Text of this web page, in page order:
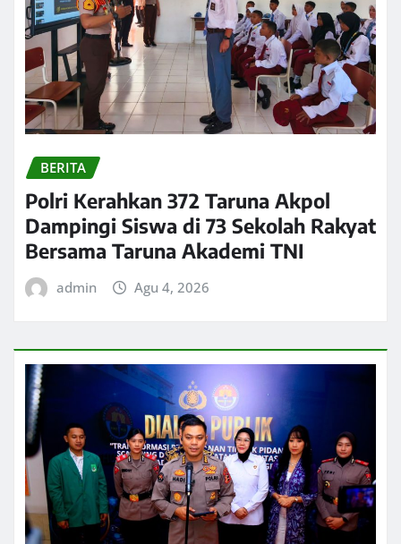
BERITA
Polri Kerahkan 372 Taruna Akpol
Dampingi Siswa di 73 Sekolah Rakyat
Bersama Taruna Akademi TNI
admin Agu 4, 2026